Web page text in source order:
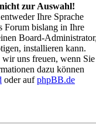
zur Auswahl!
Ihre Sprache
Forum bislang in Ihre
Board-
installieren kann.
uns freuen, wenn Sie
dazu können
oder aufphpBB.de